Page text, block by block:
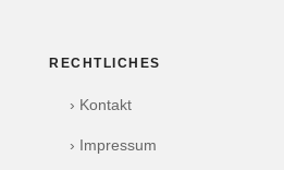
RECHTLICHES
› Kontakt
› Impressum